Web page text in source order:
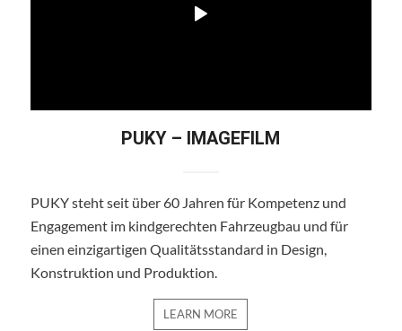
PUKY – IMAGEFILM
PUKY steht seit über 60 Jahren für Kompetenz und
Engagement im kindgerechten Fahrzeugbau und für
einen einzigartigen Qualitätsstandard in Design,
Konstruktion und Produktion.
LEARN MORE